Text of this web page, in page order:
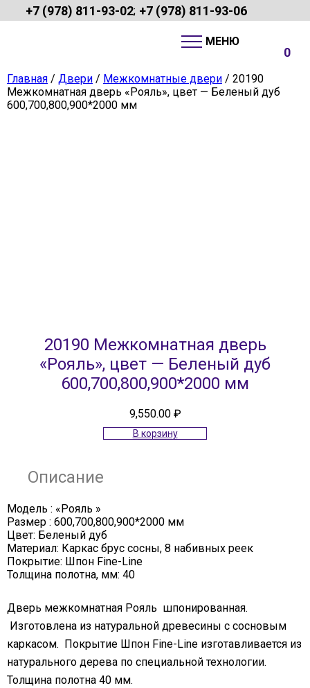
+7 (978) 811-93-02; +7 (978) 811-93-06
0
Главная / Двери / Межкомнатные двери / 20190
Межкомнатная дверь «Рояль», цвет — Беленый дуб
600,700,800,900*2000 мм
20190 Межкомнатная дверь
«Рояль», цвет — Беленый дуб
600,700,800,900*2000 мм
9,550.00 ₽
В корзину
Описание
Модель : «Рояль »
Размер : 600,700,800,900*2000 мм
Цвет: Беленый дуб
Материал: Каркас брус сосны, 8 набивных реек
Покрытие: Шпон Fine-Line
Толщина полотна, мм: 40
Дверь межкомнатная Рояль шпонированная.
Изготовлена из натуральной древесины с сосновым
каркасом. Покрытие Шпон Fine-Line изготавливается из
натурального дерева по специальной технологии.
Толщина полотна 40 мм.